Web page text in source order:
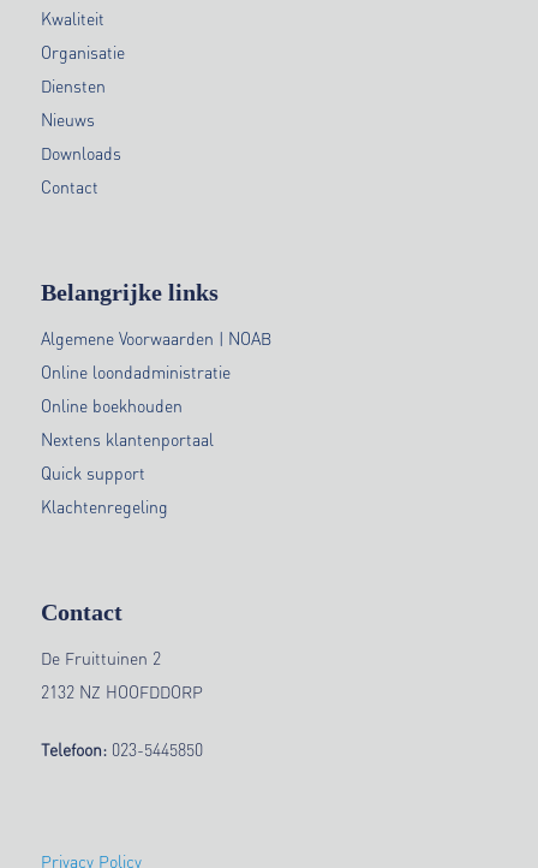
Kwaliteit
Organisatie
Diensten
Nieuws
Downloads
Contact
Belangrijke links
Algemene Voorwaarden | NOAB
Online loondadministratie
Online boekhouden
Nextens klantenportaal
Quick support
Klachtenregeling
Contact
De Fruittuinen 2
2132 NZ HOOFDDORP
Telefoon:023-5445850
Privacy Policy